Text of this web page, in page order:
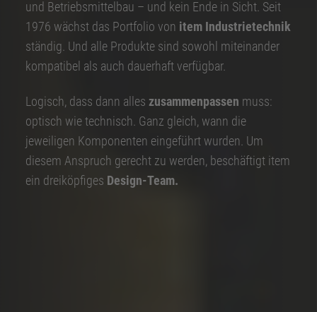
und Betriebsmittelbau – und kein Ende in Sicht. Seit
1976 wächst das Portfolio von item Industrietechnik
ständig. Und alle Produkte sind sowohl miteinander
kompatibel als auch dauerhaft verfügbar.
Logisch, dass dann alles zusammenpassen muss:
optisch wie technisch. Ganz gleich, wann die
jeweiligen Komponenten eingeführt wurden. Um
diesem Anspruch gerecht zu werden, beschäftigt item
ein dreiköpfiges Design-Team.